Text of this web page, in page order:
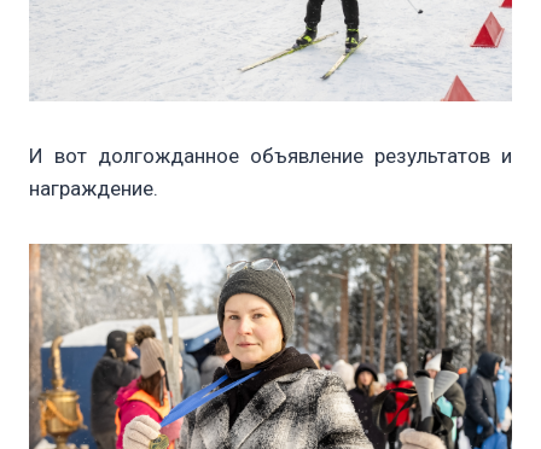
И вот долгожданное объявление результатов и
награждение.